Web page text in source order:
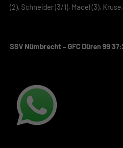
(2), Schneider (3/1), Madel (3),
SSV Nümbrecht – GFC Düren 99